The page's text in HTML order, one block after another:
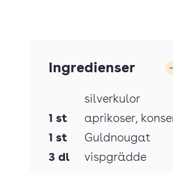
Ingredienser
silverkulor
1 st aprikoser,
1 st
Guldnougat
3 dl vispgrädde